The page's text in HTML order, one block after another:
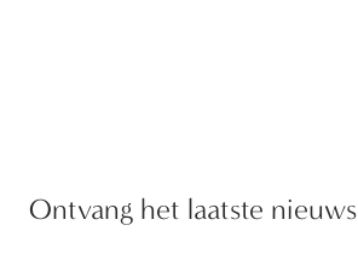
Ontvang het laatste nieuws